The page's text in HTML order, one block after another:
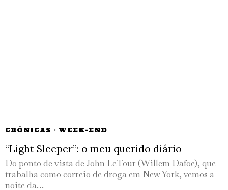
CRÓNICAS · WEEK-END
“Light Sleeper”: o meu querido diário
Do ponto de vista de John LeTour (Willem Dafoe), que
trabalha como correio de droga em New York, vemos a
noite da…